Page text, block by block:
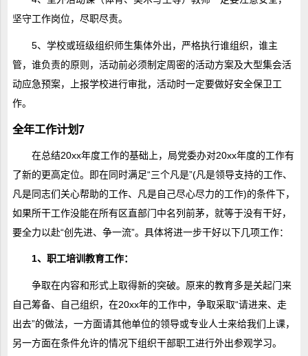
坚守工作岗位，尽职尽责。
5、学校或班级组织师生集体外出，严格执行谁组织，谁主
管，谁负责的原则，活动前必须制定周密的活动方案及大型集会活
动应急预案，上报学校进行审批，活动时一定要做好安全保卫工
作。
全年工作计划7
在总结20xx年度工作的基础上，局党委办对20xx年度的工作有
了新的更高定位。即在同时满足“三个凡是”(凡是领导支持的工作、
凡是同志们关心帮助的工作、凡是自己尽心尽力的工作)的条件下，
如果所干工作没能在所有区直部门中名列前茅，就等于没有干好，
要全力以赴“创先进、争一流”。具体将进一步干好以下几项工作：
1、职工培训教育工作：
争取在内容和形式上取得新的突破。原来的教育多是关起门来
自己筹备、自己组织，在20xx年的工作中，争取采取“请进来、走
出去”的做法，一方面请其他单位的领导或专业人士来给我们上课，
另一方面在条件允许的情况下组织干部职工进行外出参观学习。